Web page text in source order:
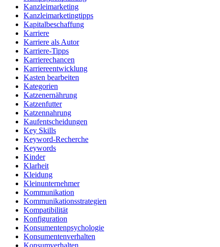
Kanzleimarketing
Kanzleimarketingtipps
Kapitalbeschaffung
Karriere
Karriere als Autor
Karriere-Tipps
Karrierechancen
Karriereentwicklung
Kasten bearbeiten
Kategorien
Katzenernährung
Katzenfutter
Katzennahrung
Kaufentscheidungen
Key Skills
Keyword-Recherche
Keywords
Kinder
Klarheit
Kleidung
Kleinunternehmer
Kommunikation
Kommunikationsstrategien
Kompatibilität
Konfiguration
Konsumentenpsychologie
Konsumentenverhalten